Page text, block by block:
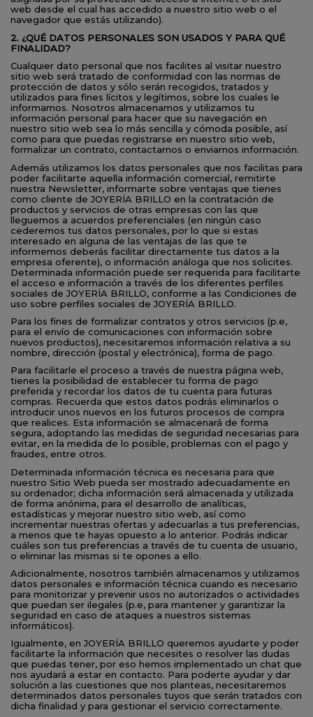
web desde el cual has accedido a nuestro sitio web o el
navegador que estás utilizando).
2. ¿QUÉ DATOS PERSONALES SON USADOS Y PARA QUÉ
FINALIDAD?
Cualquier dato personal que nos facilites al visitar nuestro
sitio web será tratado de conformidad con las normas de
protección de datos y sólo serán recogidos, tratados y
utilizados para fines lícitos y legítimos, sobre los cuales le
informamos. Nosotros almacenamos y utilizamos tu
información personal para hacer que su navegación en
nuestro sitio web sea lo más sencilla y cómoda posible, así
como para que puedas registrarse en nuestro sitio web,
formalizar un contrato, contactarnos o enviarnos información.
Además utilizamos los datos personales que nos facilitas para
poder facilitarte aquella información comercial, remitirte
nuestra Newsletter, informarte sobre ventajas que tienes
como cliente de JOYERÍA BRILLO en la contratación de
productos y servicios de otras empresas con las que
lleguemos a acuerdos preferenciales (en ningún caso
cederemos tus datos personales, por lo que si estas
interesado en alguna de las ventajas de las que te
informemos deberás facilitar directamente tus datos a la
empresa oferente), o información análoga que nos solicites.
Determinada información puede ser requerida para facilitarte
el acceso e información a través de los diferentes perfiles
sociales de JOYERÍA BRILLO, conforme a las Condiciones de
uso sobre perfiles sociales de JOYERÍA BRILLO.
Para los fines de formalizar contratos y otros servicios (p.e,
para el envío de comunicaciones con información sobre
nuevos productos), necesitaremos información relativa a su
nombre, dirección (postal y electrónica), forma de pago.
Para facilitarle el proceso a través de nuestra página web,
tienes la posibilidad de establecer tu forma de pago
preferida y recordar los datos de tu cuenta para futuras
compras. Recuerda que estos datos podrás eliminarlos o
introducir unos nuevos en los futuros procesos de compra
que realices. Esta información se almacenará de forma
segura, adoptando las medidas de seguridad necesarias para
evitar, en la medida de lo posible, problemas con el pago y
fraudes, entre otros.
Determinada información técnica es necesaria para que
nuestro Sitio Web pueda ser mostrado adecuadamente en
su ordenador; dicha información será almacenada y utilizada
de forma anónima, para el desarrollo de analíticas,
estadísticas y mejorar nuestro sitio web, así como
incrementar nuestras ofertas y adecuarlas a tus preferencias,
a menos que te hayas opuesto a lo anterior. Podrás indicar
cuáles son tus preferencias a través de tu cuenta de usuario,
o eliminar las mismas si te opones a ello.
Adicionalmente, nosotros también almacenamos y utilizamos
datos personales e información técnica cuando es necesario
para monitorizar y prevenir usos no autorizados o actividades
que puedan ser ilegales (p.e, para mantener y garantizar la
seguridad en caso de ataques a nuestros sistemas
informáticos).
Igualmente, en JOYERÍA BRILLO queremos ayudarte y poder
facilitarte la información que necesites o resolver las dudas
que puedas tener, por eso hemos implementado un chat que
nos ayudará a estar en contacto. Para poderte ayudar y dar
solución a las cuestiones que nos planteas, necesitaremos
determinados datos personales tuyos que serán tratados con
dicha finalidad y para gestionar el servicio correctamente.